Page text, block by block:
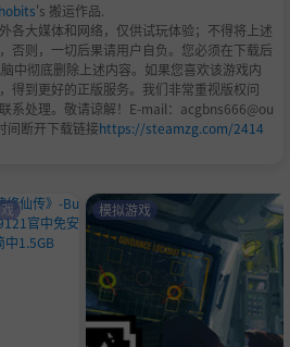
's 搬运作品.
各大媒体和网络，仅供试玩体验；不得将上述
否则，一切后果请用户自负。您必须在下载后
中彻底删除上述内容。如果您喜欢该游戏内
得到更好的正版服务。我们非常重视版权问
系处理。敬请谅解！E-mail：acgbns666@ou
间断开下载链接https://steamzg.com/2414
模拟游戏